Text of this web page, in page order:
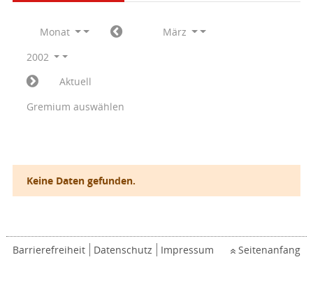
Monat
März
2002
Aktuell
Gremium auswählen
Keine Daten gefunden.
Barrierefreiheit Datenschutz Impressum Seitenanfang